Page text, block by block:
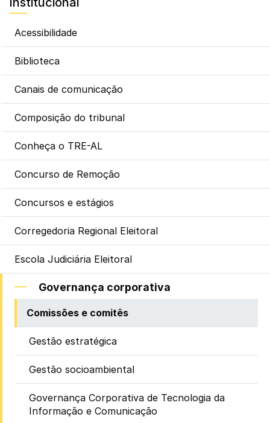
Acessibilidade
Biblioteca
Canais de comunicação
Composição do tribunal
Conheça o TRE-AL
Concurso de Remoção
Concursos e estágios
Corregedoria Regional Eleitoral
Escola Judiciária Eleitoral
Governança corporativa
Comissões e comitês
Gestão estratégica
Gestão socioambiental
Governança Corporativa de Tecnologia da
Informação e Comunicação